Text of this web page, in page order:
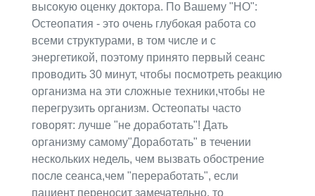
высокую оценку доктора. По Вашему "НО":
Остеопатия - это очень глубокая работа со
всеми структурами, в том числе и с
энергетикой, поэтому принято первый сеанс
проводить 30 минут, чтобы посмотреть реакцию
организма на эти сложные техники,чтобы не
перегрузить организм. Остеопаты часто
говорят: лучше "не доработать"! Дать
организму самому"Доработать" в течении
нескольких недель, чем вызвать обострение
после сеанса,чем "переработать", если
пациент переносит замечательно, то